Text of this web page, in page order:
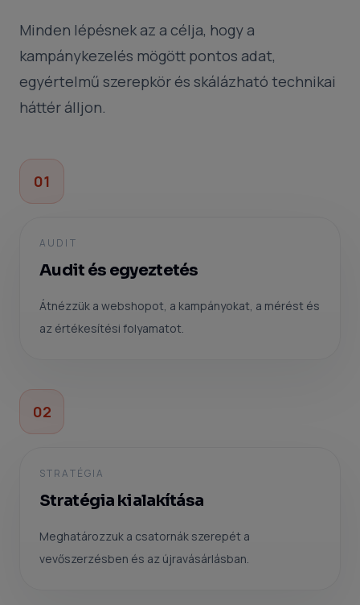
Minden lépésnek az a célja, hogy a
kampánykezelés mögött pontos adat,
egyértelmű szerepkör és skálázható technikai
háttér álljon.
01
AUDIT
Audit és egyeztetés
Átnézzük a webshopot, a kampányokat, a mérést és
az értékesítési folyamatot.
02
STRATÉGIA
Stratégia kialakítása
Meghatározzuk a csatornák szerepét a
vevőszerzésben és az újravásárlásban.